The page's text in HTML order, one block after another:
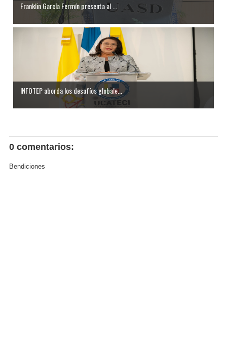
Franklin García Fermín presenta al ...
INFOTEP aborda los desafíos globale...
0 comentarios:
Bendiciones